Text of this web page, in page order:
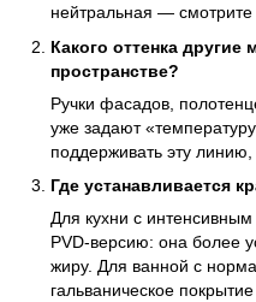
нейтральная —
Какого оттенка другие
пространстве?
Ручки фасадов,
уже задают
поддерживать эту линию,
Где устанавливается
Для кухни с
PVD-версию: она более
жиру. Для ванной с
гальваническое